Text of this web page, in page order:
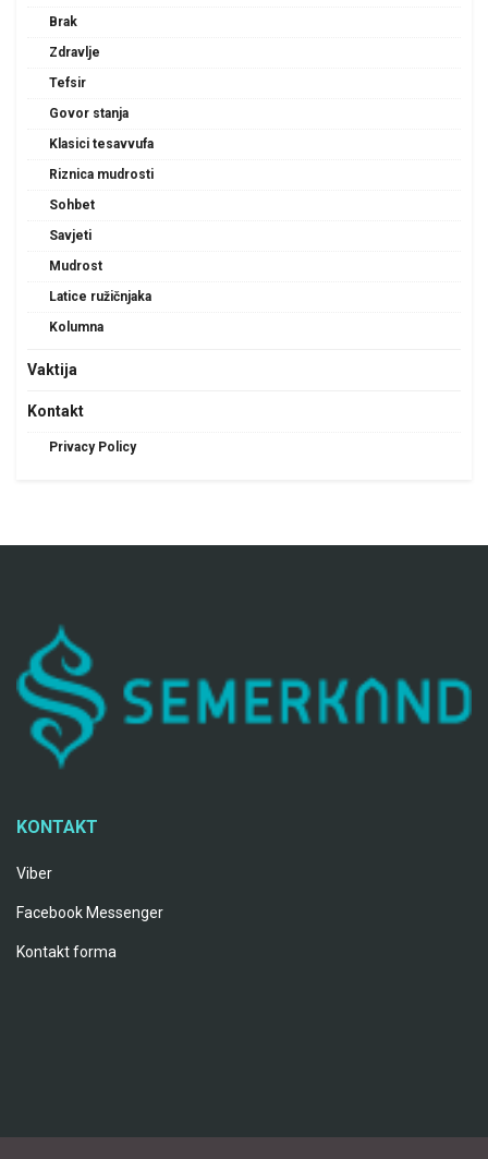
Brak
Zdravlje
Tefsir
Govor stanja
Klasici tesavvufa
Riznica mudrosti
Sohbet
Savjeti
Mudrost
Latice ružičnjaka
Kolumna
Vaktija
Kontakt
Privacy Policy
KONTAKT
Viber
Facebook Messenger
Kontakt forma